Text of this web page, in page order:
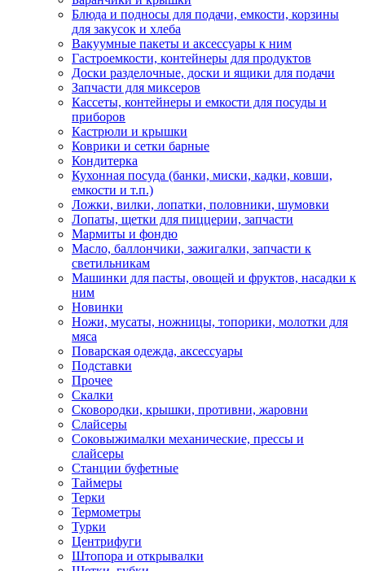
Блюда и подносы для подачи, емкости, корзины
для закусок и хлеба
Вакуумные пакеты и аксессуары к ним
Гастроемкости, контейнеры для продуктов
Доски разделочные, доски и ящики для подачи
Запчасти для миксеров
Кассеты, контейнеры и емкости для посуды и
приборов
Кастрюли и крышки
Коврики и сетки барные
Кондитерка
Кухонная посуда (банки, миски, кадки, ковши,
емкости и т.п.)
Ложки, вилки, лопатки, половники, шумовки
Лопаты, щетки для пиццерии, запчасти
Мармиты и фондю
Масло, баллончики, зажигалки, запчасти к
светильникам
Машинки для пасты, овощей и фруктов, насадки к
ним
Новинки
Ножи, мусаты, ножницы, топорики, молотки для
мяса
Поварская одежда, аксессуары
Подставки
Прочее
Скалки
Сковородки, крышки, противни, жаровни
Слайсеры
Соковыжималки механические, прессы и
слайсеры
Станции буфетные
Таймеры
Терки
Термометры
Турки
Центрифуги
Штопора и открывалки